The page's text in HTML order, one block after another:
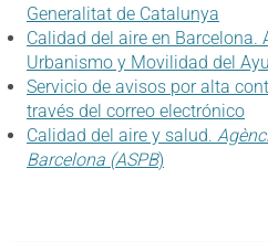
Generalitat de Catalunya
Calidad del aire en Barcelona.
Urbanismo y Movilidad del
Servicio de avisos por alta
través del correo electrónico
Calidad del aire y salud.
Barcelona (ASPB)